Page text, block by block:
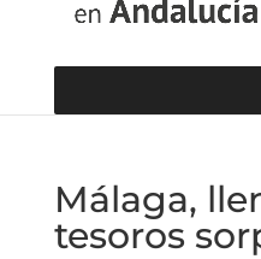
Málaga,
tesoros